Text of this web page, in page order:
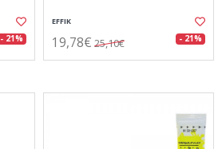
- 21%
EFFIK
19,78€ 25,10€ - 21%